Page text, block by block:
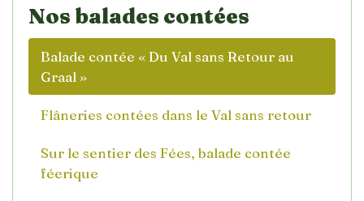
Nos balades contées
Balade contée « Du Val sans Retour au
Graal »
Flâneries contées dans le Val sans retour
Sur le sentier des Fées, balade contée
féerique